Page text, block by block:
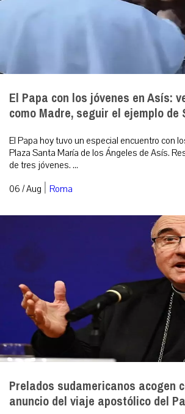
El Papa con los jóvenes en Asís:
como Madre, seguir el ejemplo de
El Papa hoy tuvo un especial encuentro con
Plaza Santa María de los Ángeles de Asís.
de tres jóvenes. ...
06 / Aug | Roma
Prelados sudamericanos acogen
anuncio del viaje apostólico del